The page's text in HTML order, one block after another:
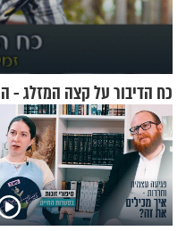
כח הדיבור על קצה המזלג -